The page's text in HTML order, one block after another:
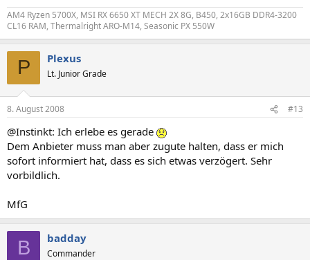
AM4 Ryzen 5700X, MSI RX 6650 XT MECH 2X 8G, B450, 2x16GB DDR4-3200
CL16 RAM, Thermalright ARO-M14, Seasonic PX 550W
P Plexus
Lt. Junior Grade
8. August 2008 #13
@Instinkt: Ich erlebe es gerade
Dem Anbieter muss man aber zugute halten, dass er mich
sofort informiert hat, dass es sich etwas verzögert. Sehr
vorbildlich.
MfG
B badday
Commander